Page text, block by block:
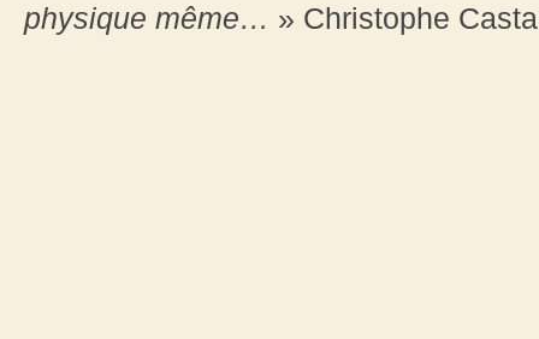
physique même… » Christophe